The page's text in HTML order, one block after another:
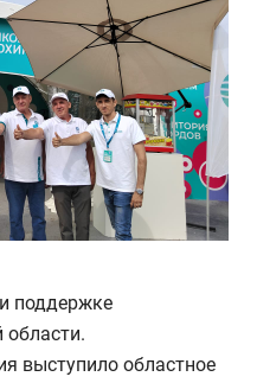
поддержке
области.
выступило областное